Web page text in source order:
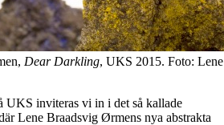
Dear Darkling, UKS 2015. Foto:
UKS inviteras vi in i det så kallade
Lene Braadsvig Ørmens nya abstrakta